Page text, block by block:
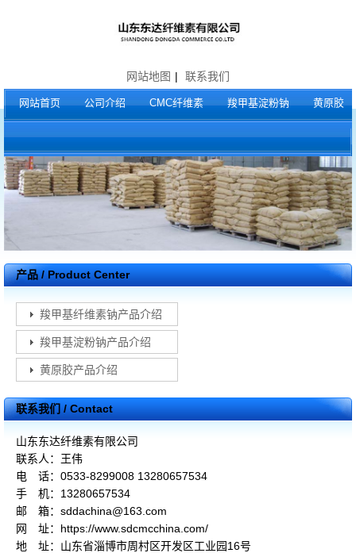
网站地图 | 联系我们
网站首页 公司介绍 CMC纤维素 羧甲基淀粉钠 黄原胶
产品 / Product Center
羧甲基纤维素钠产品介绍
羧甲基淀粉钠产品介绍
黄原胶产品介绍
联系我们 / Contact
山东东达纤维素有限公司
联系人：王伟
电 话：0533-8299008 13280657534
手 机：13280657534
邮 箱：sddachina@163.com
网 址：https://www.sdcmcchina.com/
地 址：山东省淄博市周村区开发区工业园16号